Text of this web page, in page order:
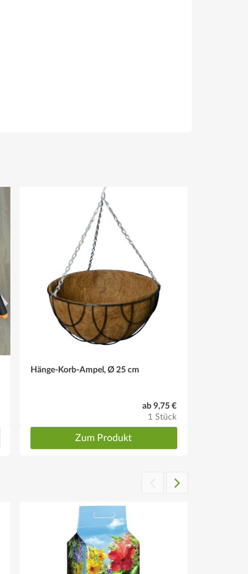
Hänge-Korb-Ampel, Ø 25 cm
ab 9,75 €
1 Stück
Zum Produkt